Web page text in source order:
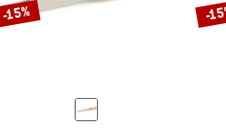
-15% -